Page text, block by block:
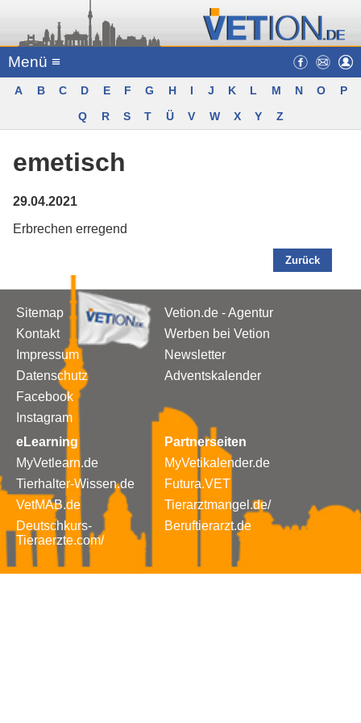
Menü ≡
A B C D E F G H I J K L M N O
P
Q
R S T Ü V W X Y Z
emetisch
29.04.2021
Erbrechen erregend
Zurück
Sitemap
Kontakt
Impressum
Datenschutz
Facebook
Instagram
Vetion.de - Agentur
Werben bei Vetion
Newsletter
Adventskalender
eLearning
MyVetlearn.de
Tierhalter-Wissen.de
VetMAB.de
Deutschkurs-
Tieraerzte.com/
Partnerseiten
MyVetikalender.de
Futura.VET
Tierarztmangel.de/
Beruftierarzt.de